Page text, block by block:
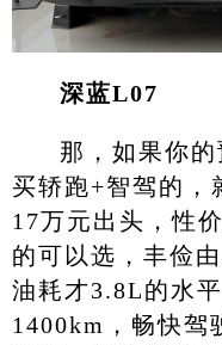
深蓝L07
那，如果你
买轿跑+智驾的，
17万元出头，性
的可以选，丰俭
油耗才3.8L的水
1400km，畅快驾